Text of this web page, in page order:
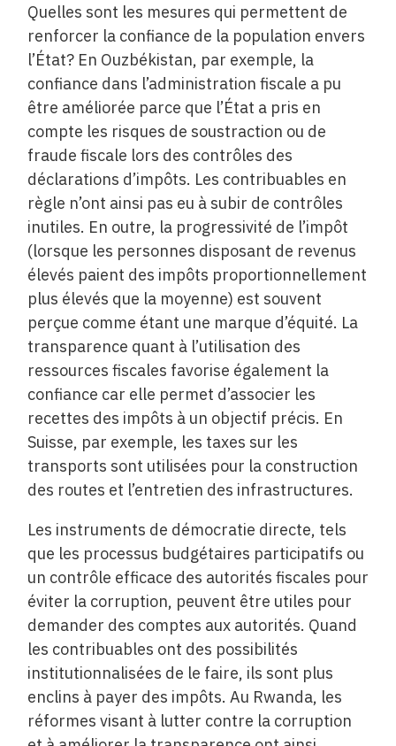
Quelles sont les mesures qui permettent de
renforcer la confiance de la population envers
l’État? En Ouzbékistan, par exemple, la
confiance dans l’administration fiscale a pu
être améliorée parce que l’État a pris en
compte les risques de soustraction ou de
fraude fiscale lors des contrôles des
déclarations d’impôts. Les contribuables en
règle n’ont ainsi pas eu à subir de contrôles
inutiles. En outre, la progressivité de l’impôt
(lorsque les personnes disposant de revenus
élevés paient des impôts proportionnellement
plus élevés que la moyenne) est souvent
perçue comme étant une marque d’équité. La
transparence quant à l’utilisation des
ressources fiscales favorise également la
confiance car elle permet d’associer les
recettes des impôts à un objectif précis. En
Suisse, par exemple, les taxes sur les
transports sont utilisées pour la construction
des routes et l’entretien des infrastructures.
Les instruments de démocratie directe, tels
que les processus budgétaires participatifs ou
un contrôle efficace des autorités fiscales pour
éviter la corruption, peuvent être utiles pour
demander des comptes aux autorités. Quand
les contribuables ont des possibilités
institutionnalisées de le faire, ils sont plus
enclins à payer des impôts. Au Rwanda, les
réformes visant à lutter contre la corruption